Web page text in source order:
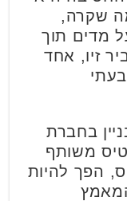
שקרה,
מדים תוך
זיו, אחד
בחברת
משותף
הפך להיות